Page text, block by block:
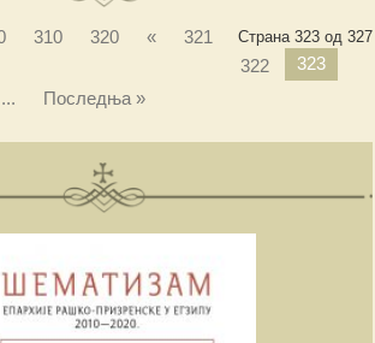
Страна 323 од 327
310 320 «
321
322
323
... Последња »